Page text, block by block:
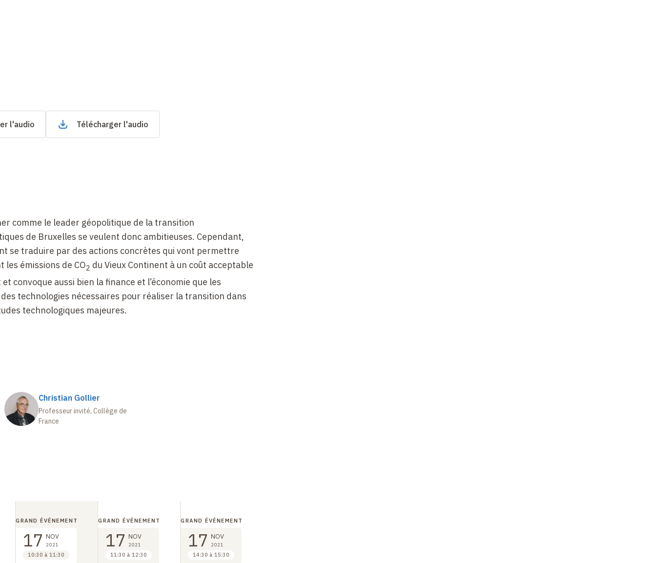
l'audio Télécharger l'audio
comme le leader géopolitique de la transition
de Bruxelles se veulent donc ambitieuses. Cependant,
se traduire par des actions concrètes qui vont permettre
émissions de CO2 du Vieux Continent à un coût acceptable
convoque aussi bien la finance et l’économie que les
technologies nécessaires pour réaliser la transition dans
technologiques majeures.
Christian Gollier
Professeur invité, Collège de
France
GRAND ÉVÉNEMENT
17 NOV
2021
10:30 à 11:30
GRAND ÉVÉNEMENT
17 NOV
2021
11:30 à 12:30
GRAND ÉVÉNEMENT
17 NOV
2021
14:30 à 15:30